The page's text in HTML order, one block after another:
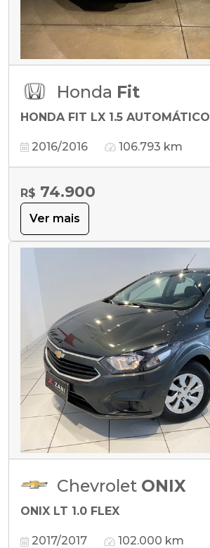
Honda Fit
HONDA FIT LX 1.5 AUTOMÁTICO
2016/2016 106.793 km
R$ 74.900
Ver mais
Chevrolet ONIX
ONIX LT 1.0 FLEX
2017/2017 102.000 km